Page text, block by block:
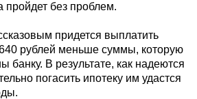
пройдет без проблем.
придется выплатить
рублей меньше суммы, которую
банку. В результате, как надеются
погасить ипотеку им удастся